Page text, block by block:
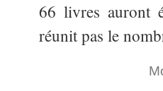
66 livres auront
réunit pas le